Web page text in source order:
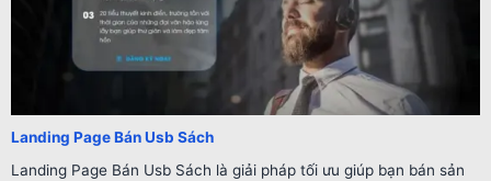
Landing Page Bán Usb Sách
Landing Page Bán Usb Sách là giải pháp tối ưu giúp bạn bán sản